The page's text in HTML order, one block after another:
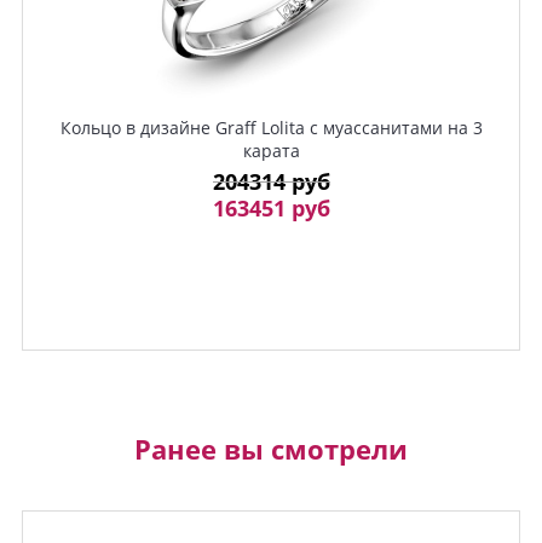
Кольцо в дизайне Graff Lolita с муассанитами на 3
карата
204314 руб
163451 руб
Ранее вы смотрели